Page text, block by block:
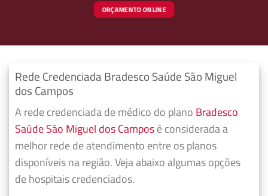
ORÇAMENTO ONLINE
Rede Credenciada Bradesco Saúde São Miguel
dos Campos
A rede credenciada de médico do plano Bradesco
Saúde São Miguel dos Camposé considerada a
melhor rede de atendimento entre os planos
disponíveis na região. Veja abaixo algumas opções
de hospitais credenciados.